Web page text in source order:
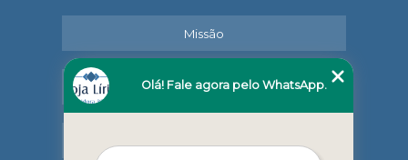
Missão
Serviços
Olá! Fale agora pelo WhatsApp.